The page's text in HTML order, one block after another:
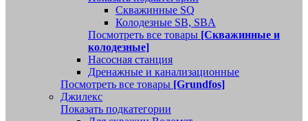
Скважинные SQ
Колодезные SB, SBA
Посмотреть все товары [Скважинные и
колодезные]
Насосная станция
Дренажные и канализационные
Посмотреть все товары [Grundfos]
Джилекс
Показать подкатегории